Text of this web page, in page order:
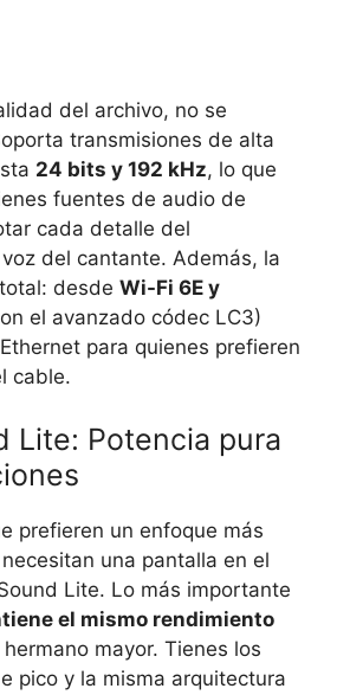
del archivo, no se
transmisiones de alta
24 bits y 192 kHz, lo que
fuentes de audio de
cada detalle del
del cantante. Además, la
desde Wi-Fi 6E y
el avanzado códec LC3)
para quienes prefieren
cable.
Lite: Potencia pura
prefieren un enfoque más
una pantalla en el
Lite. Lo más importante
el mismo rendimiento
mayor. Tienes los
pico y la misma arquitectura